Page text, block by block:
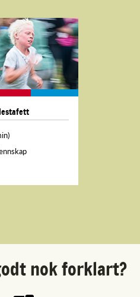
nok forklart?